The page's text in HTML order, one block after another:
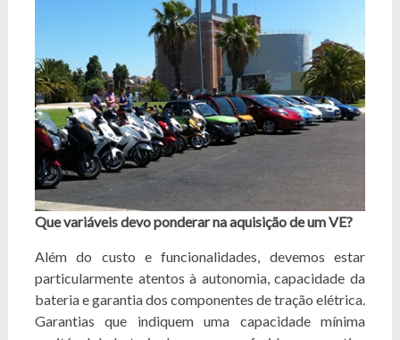
Que variáveis devo ponderar na aquisição de um VE?
Além do custo e funcionalidades, devemos estar
particularmente atentos à autonomia, capacidade da
bateria e garantia dos componentes de tração elétrica.
Garantias que indiquem uma capacidade mínima